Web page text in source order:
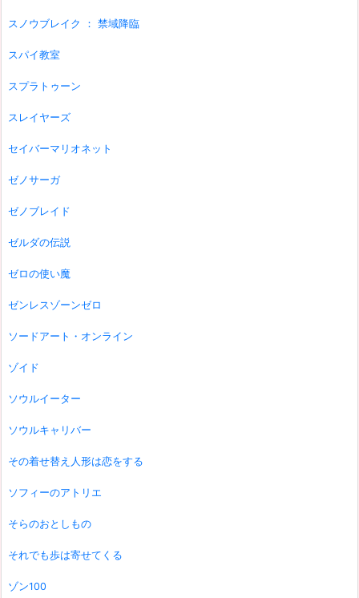
スノウブレイク ： 禁域降臨
スパイ教室
スプラトゥーン
スレイヤーズ
セイバーマリオネット
ゼノサーガ
ゼノブレイド
ゼルダの伝説
ゼロの使い魔
ゼンレスゾーンゼロ
ソードアート・オンライン
ゾイド
ソウルイーター
ソウルキャリバー
その着せ替え人形は恋をする
ソフィーのアトリエ
そらのおとしもの
それでも歩は寄せてくる
ゾン100